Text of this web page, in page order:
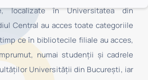
localizate în Universitatea din
Central au acces toate categoriile
ce în bibliotecile filiale au acces,
numai studenţii şi cadrele
Universității din București, iar